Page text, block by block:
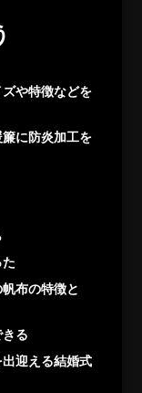
や特徴などを
に防炎加工を
布の特徴と
る
迎える結婚式